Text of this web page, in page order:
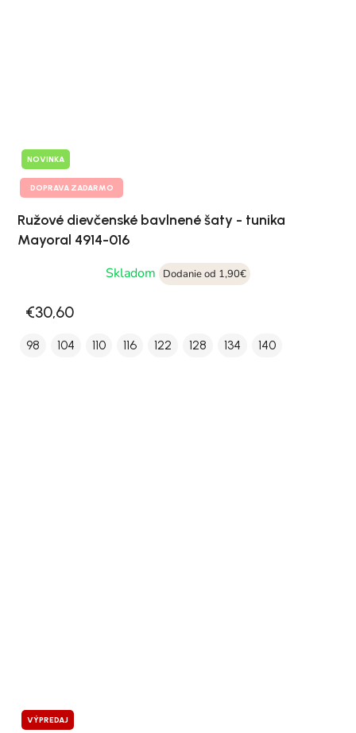
NOVINKA
DOPRAVA ZADARMO
Ružové dievčenské bavlnené šaty - tunika
Mayoral 4914-016
Skladom
Dodanie od 1,90€
€30,60
98 104 110 116 122 128 134 140
VÝPREDAJ